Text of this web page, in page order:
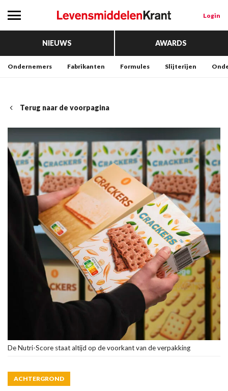
Login
NIEUWS AWARDS
Ondernemers Fabrikanten Formules Slijterijen
Terug naar de voorpagina
De Nutri-Score staat altijd op de voorkant van de verpakking
ACHTERGROND